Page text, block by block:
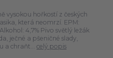
vysokou hořkostí z českých
která neomrzí. EPM:
4,7% Pivo světlý ležák
ječné a pšeničné slady,
a chraňt... celý popis